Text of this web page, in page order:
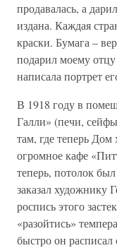
продавалась, а
издана. Каждая
краски. Бумага –
подарил моему
написала портрет
В 1918 году в
Галли» (печи,
там, где теперь
огромное кафе
теперь, потолок
заказал художнику
роспись этого
«разойтись»
быстро он